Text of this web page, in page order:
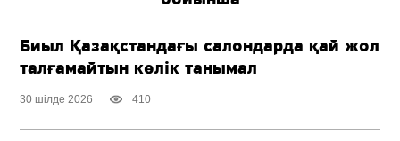
Биыл Қазақстандағы салондарда қай жол
талғамайтын көлік танымал
30 шілде 2026 410